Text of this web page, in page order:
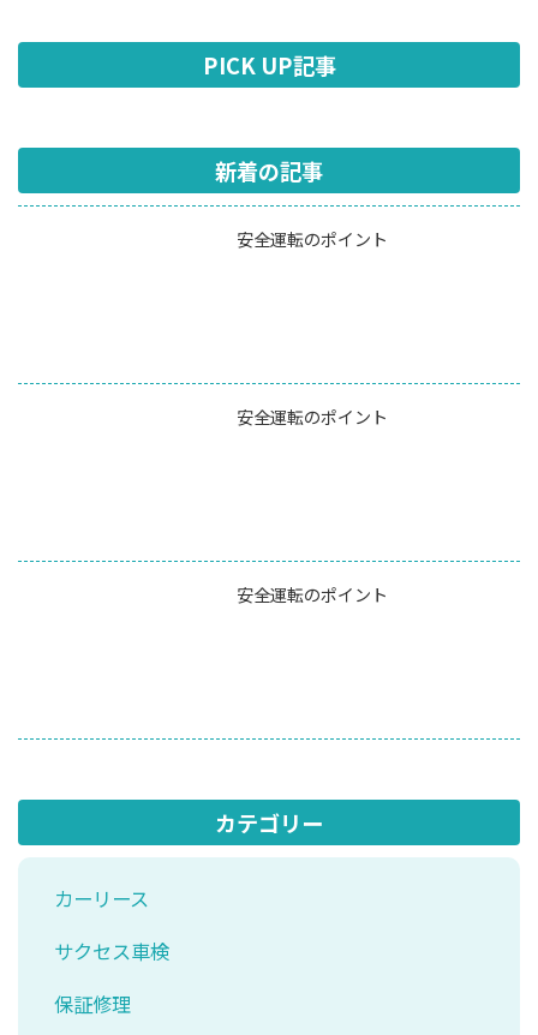
PICK UP記事
新着の記事
安全運転のポイント
安全運転のポイント
安全運転のポイント
カテゴリー
カーリース
サクセス車検
保証修理